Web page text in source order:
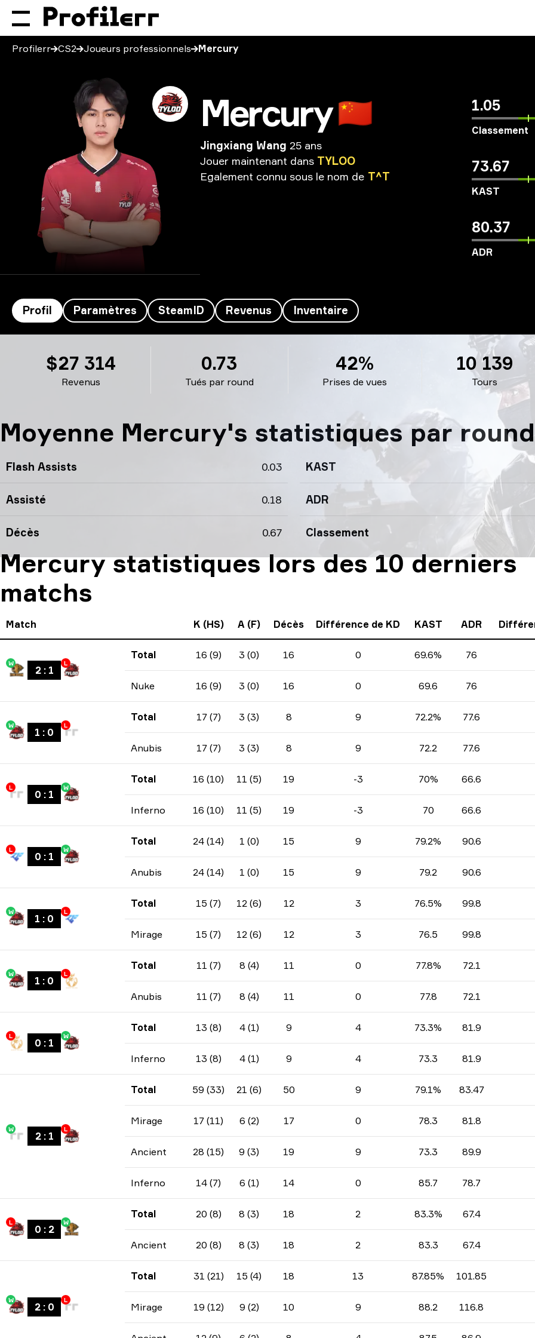
Profilerr CS2 Joueurs professionnels Mercury
Mercury🇨🇳
Jingxiang Wang 25 ans
Jouer maintenant dans TYLOO
Egalement connu sous le nom de T^T
1.05
Classement
73.67
KAST
80.37
ADR
Profil Paramètres SteamID Revenus Inventaire
Revenus
$27 314
Tués par round
0.73
Prises de vues
42%
Tours
10 139
Moyenne Mercury's statistiques par round
Flash Assists 0.03 KAST
Assisté 0.18 ADR
Décès 0.67 Classement
Mercury statistiques lors des 10 derniers
matchs
Match K (HS) A (F) Décès Différence de KD KAST ADR
W
2: 1
L
Total 16 (9) 3 (0) 16 0 69.6% 76
Nuke 16 (9) 3 (0) 16 0 69.6 76
W
1 : 0
L
Total 17 (7) 3 (3) 8 9 72.2% 77.6
Anubis 17 (7) 3 (3) 8 9 72.2 77.6
L
0 : 1
W
Total 16 (10) 11 (5) 19 -3 70% 66.6
Inferno 16 (10) 11 (5) 19 -3 70 66.6
L
0 : 1
W
Total 24 (14) 1 (0) 15 9 79.2% 90.6
Anubis 24 (14) 1 (0) 15 9 79.2 90.6
W
1 : 0
L
Total 15 (7) 12 (6) 12 3 76.5% 99.8
Mirage 15 (7) 12 (6) 12 3 76.5 99.8
W
1 : 0
L
Total 11 (7) 8 (4) 11 0 77.8% 72.1
Anubis 11 (7) 8 (4) 11 0 77.8 72.1
L
0 : 1
W
Total 13 (8) 4 (1) 9 4 73.3% 81.9
Inferno 13 (8) 4 (1) 9 4 73.3 81.9
W
2: 1
L
Total 59 (33) 21 (6) 50 9 79.1% 83.47
Mirage 17 (11) 6 (2) 17 0 78.3 81.8
Ancient 28 (15) 9 (3) 19 9 73.3 89.9
Inferno 14 (7) 6 (1) 14 0 85.7 78.7
L
0 : 2
W
Total 20 (8) 8 (3) 18 2 83.3% 67.4
Ancient 20 (8) 8 (3) 18 2 83.3 67.4
W
2: 0
L
Total 31 (21) 15 (4) 18 13 87.85% 101.85
Mirage 19 (12) 9 (2) 10 9 88.2 116.8